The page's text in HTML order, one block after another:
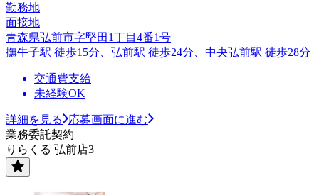
勤務地
面接地
青森県弘前市字堅田1丁目4番1号
撫牛子駅 徒歩15分、弘前駅 徒歩24分、中央弘前駅 徒歩28分
交通費支給
未経験OK
詳細を見る
応募画面に進む
業務委託契約
りらくる 弘前店3